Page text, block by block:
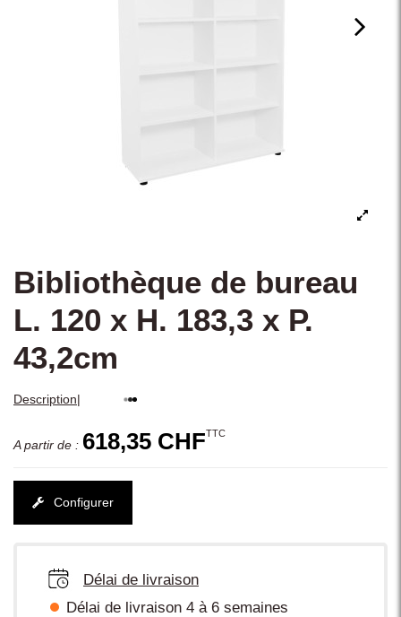
Bibliothèque de bureau
L. 120 x H. 183,3 x P.
43,2cm
Description|
A partir de : 618,35 CHFTTC
Configurer
Délai de livraison
Délai de livraison 4 à 6 semaines